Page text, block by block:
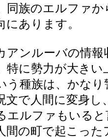
同族のエルファ
にあります。
ンルーバの情報
特に勢力が大き
う種族は、かな
文で人間に変身し
エルファもいる
の町で起こった